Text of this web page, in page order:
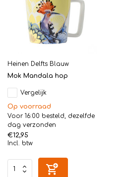
Heinen Delfts Blauw
Mok Mandala hop
Vergelijk
Op voorraad
Voor 16:00 besteld, dezelfde
dag verzonden
€12,95
Incl. btw